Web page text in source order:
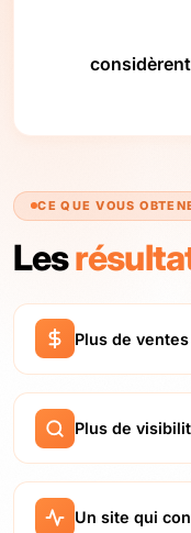
CE QUE VOUS
Les
Plus de ventes
Plus de
Un site qui